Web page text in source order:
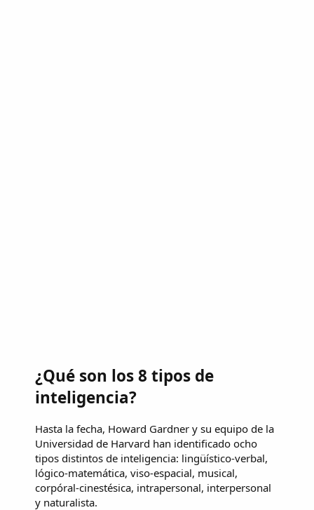
¿Qué son los 8 tipos de
inteligencia?
Hasta la fecha, Howard Gardner y su equipo de la
Universidad de Harvard han identificado ocho
tipos distintos de inteligencia: lingüístico-verbal,
lógico-matemática, viso-espacial, musical,
corpóral-cinestésica, intrapersonal, interpersonal
y naturalista.